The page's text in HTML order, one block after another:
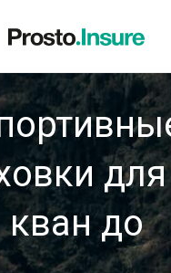
кван до